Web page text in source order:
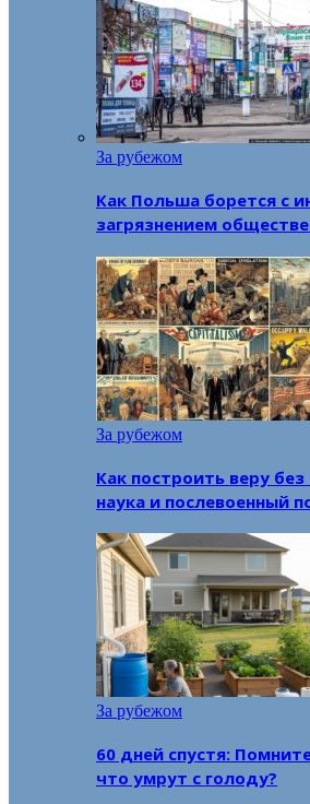
За рубежом
Как Польша борется с
загрязнением
За рубежом
Как построить веру без
наука и послевоенный
За рубежом
60 дней спустя:
что умрут с голоду?